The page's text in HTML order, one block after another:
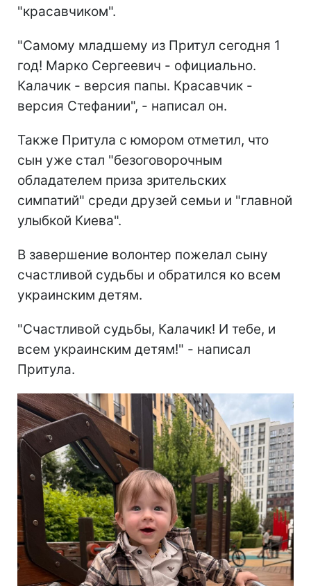
"красавчиком".
"Самому младшему из Притул сегодня 1
год! Марко Сергеевич - официально.
Калачик - версия папы. Красавчик -
версия Стефании", - написал он.
Также Притула с юмором отметил, что
сын уже стал "безоговорочным
обладателем приза зрительских
симпатий" среди друзей семьи и "главной
улыбкой Киева".
В завершение волонтер пожелал сыну
счастливой судьбы и обратился ко всем
украинским детям.
"Счастливой судьбы, Калачик! И тебе, и
всем украинским детям!" - написал
Притула.